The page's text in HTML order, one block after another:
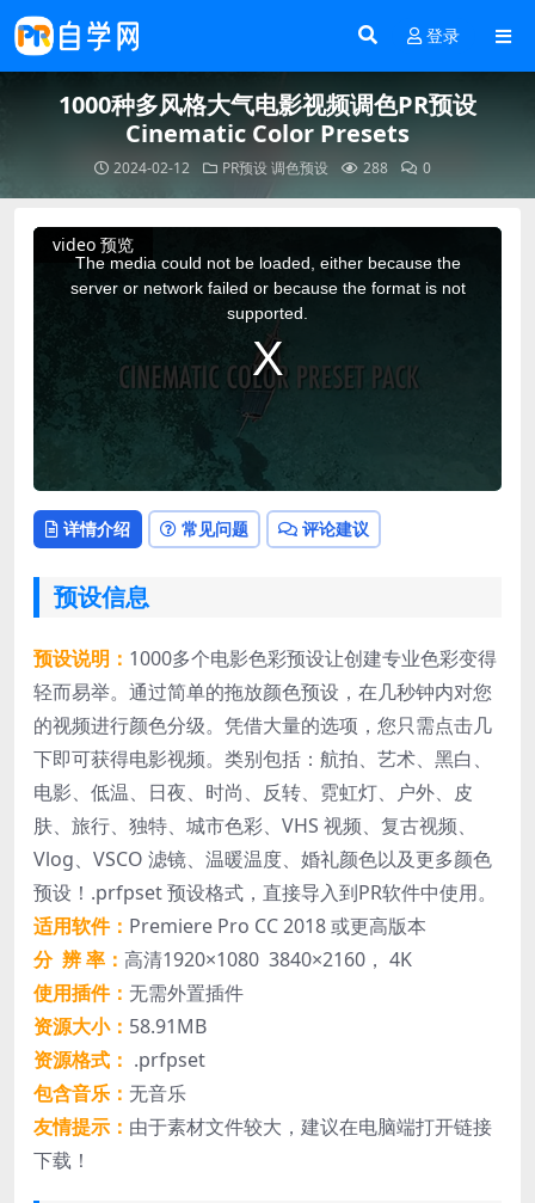
登录
1000种多风格大气电影视频调色PR预设
Cinematic Color Presets
2024-02-12 PR预设调色预设 288 0
video 预览
This
The media could not be loaded, either because the
server or network failed or because the format is not
supported.
详情介绍 常见问题 评论建议
预设信息
预设说明： 1000多个电影色彩预设让创建专业色彩变得
轻而易举。通过简单的拖放颜色预设，在几秒钟内对您
的视频进行颜色分级。凭借大量的选项，您只需点击几
下即可获得电影视频。类别包括：航拍、艺术、黑白、
电影、低温、日夜、时尚、反转、霓虹灯、户外、皮
肤、旅行、独特、城市色彩、VHS 视频、复古视频、
Vlog、VSCO 滤镜、温暖温度、婚礼颜色以及更多颜色
预设！.prfpset 预设格式，直接导入到PR软件中使用。
适用软件： Premiere Pro CC 2018 或更高版本
分 辨 率： 高清1920×1080 3840×2160， 4K
使用插件： 无需外置插件
资源大小： 58.91MB
资源格式： .prfpset
包含音乐： 无音乐
友情提示： 由于素材文件较大，建议在电脑端打开链接
下载！